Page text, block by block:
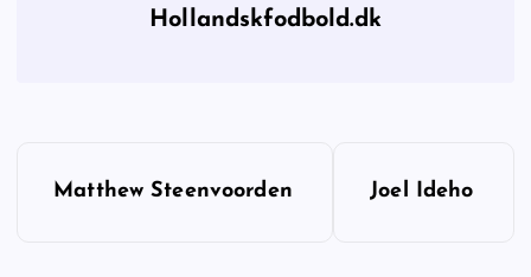
Hollandskfodbold.dk
Matthew Steenvoorden Joel Ideho